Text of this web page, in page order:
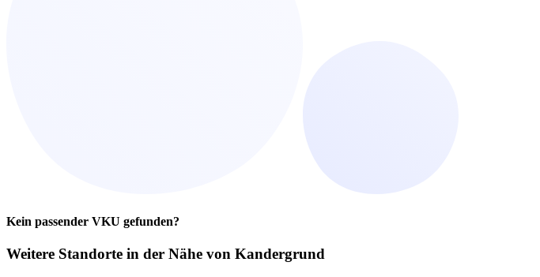
Kein passender VKU gefunden?
Weitere Standorte in der Nähe von Kandergrund